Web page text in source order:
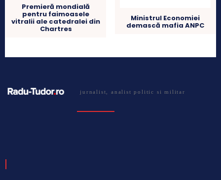
Premieră mondială
pentru faimoasele
vitralii ale catedralei din
Chartres
Ministrul Economiei
demască mafia ANPC
jurnalist, analist politic si militar